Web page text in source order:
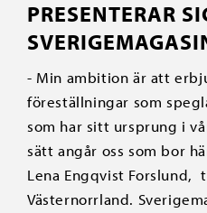
PRESENTERAR
- Min ambition är att
föreställningar som
som har sitt ursprung i
sätt angår oss som bor
Lena Engqvist Forslund,
Västernorrland.